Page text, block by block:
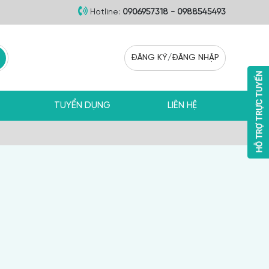
Hotline: 0906957318 - 0988545493
ĐĂNG KÝ/ĐĂNG NHẬP
TUYỂN DỤNG LIÊN HỆ